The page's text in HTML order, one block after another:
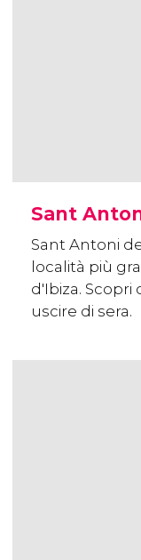
Sant
Sant Antoni
località più
d'Ibiza. Scopri
uscire di sera.